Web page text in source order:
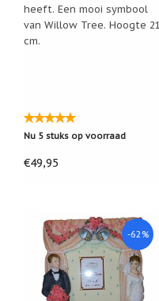
Nieuwsbrieven
Nieuwsbrieven
heeft. Een mooi symbool
van Willow Tree. Hoogte 21
cm.
Nu 5 stuks op voorraad
€49,95
-62%